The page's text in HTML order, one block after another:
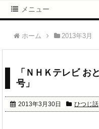
メニュー
ホーム 2013年3月
「ＮＨＫテレビ
号」
2013年3月30日 ひつじ話